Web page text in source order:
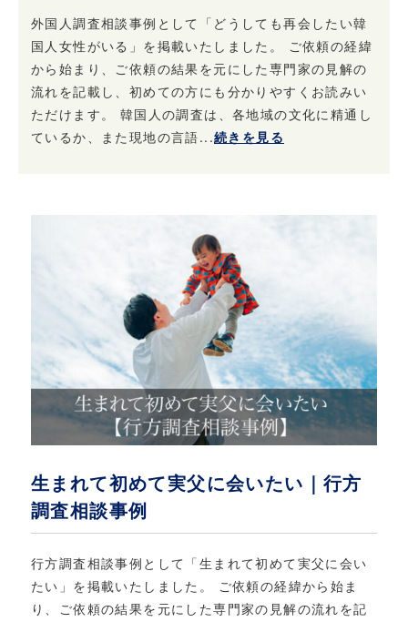
外国人調査相談事例として「どうしても再会したい韓
国人女性がいる」を掲載いたしました。 ご依頼の経緯
から始まり、ご依頼の結果を元にした専門家の見解の
流れを記載し、初めての方にも分かりやすくお読みい
ただけます。 韓国人の調査は、各地域の文化に精通し
ているか、また現地の言語...続きを見る
生まれて初めて実父に会いたい｜行方
調査相談事例
行方調査相談事例として「生まれて初めて実父に会い
たい」を掲載いたしました。 ご依頼の経緯から始ま
り、ご依頼の結果を元にした専門家の見解の流れを記